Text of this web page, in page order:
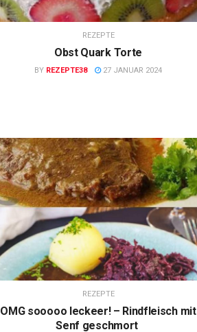
REZEPTE
Obst Quark Torte
BY REZEPTE38 27 JANUAR 2024
REZEPTE
OMG sooooo leckeer! – Rindfleisch mit
Senf geschmort